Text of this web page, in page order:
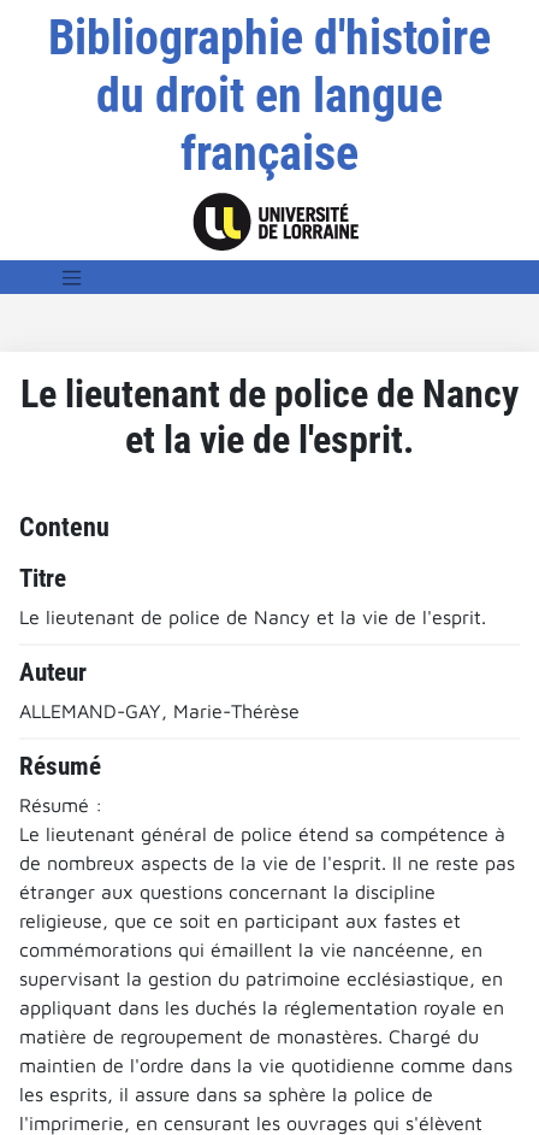
Bibliographie d'histoire
du droit en langue
française
Le lieutenant de police de Nancy
et la vie de l'esprit.
Contenu
Titre
Le lieutenant de police de Nancy et la vie de l'esprit.
Auteur
ALLEMAND-GAY, Marie-Thérèse
Résumé
Résumé :
Le lieutenant général de police étend sa compétence à
de nombreux aspects de la vie de l'esprit. Il ne reste pas
étranger aux questions concernant la discipline
religieuse, que ce soit en participant aux fastes et
commémorations qui émaillent la vie nancéenne, en
supervisant la gestion du patrimoine ecclésiastique, en
appliquant dans les duchés la réglementation royale en
matière de regroupement de monastères. Chargé du
maintien de l'ordre dans la vie quotidienne comme dans
les esprits, il assure dans sa sphère la police de
l'imprimerie, en censurant les ouvrages qui s'élèvent